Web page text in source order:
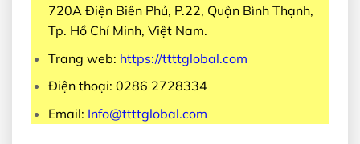
720A Điện Biên Phủ, P.22, Quận Bình Thạnh,
Tp. Hồ Chí Minh, Việt Nam.
Trang web: https://ttttglobal.com
Điện thoại: 0286 2728334
Email: Info@ttttglobal.com